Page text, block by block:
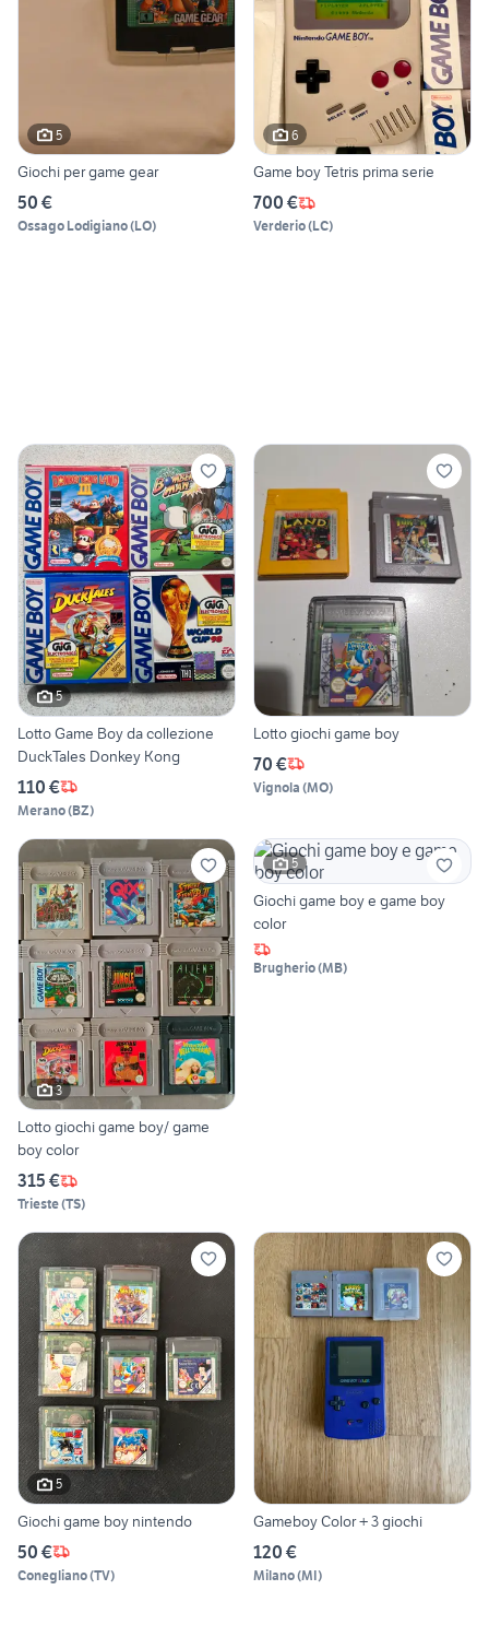
5
Giochi per game gear
50 €
Ossago Lodigiano(LO)
6
Game boy Tetris prima serie
700 €
Verderio(LC)
5
Lotto Game Boy da collezione
DuckTales Donkey Kong
110 €
Merano(BZ)
Lotto giochi game boy
70 €
Vignola (MO)
3
Lotto giochi game boy/ game
boy color
315 €
Trieste(TS)
5
Giochi game boy e game boy
color
Brugherio(MB)
5
Giochi game boy nintendo
50 €
Conegliano(TV)
Gameboy Color + 3 giochi
120 €
Milano(MI)